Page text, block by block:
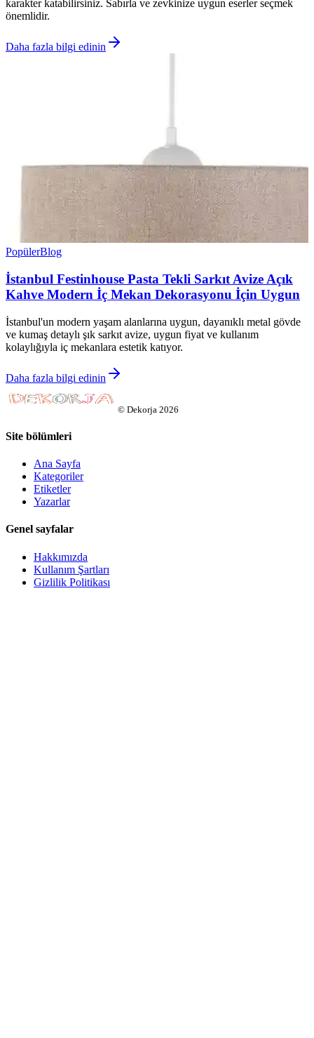
karakter katabilirsiniz. Sabırla ve zevkinize uygun eserler seçmek
önemlidir.
Daha fazla bilgi edinin
PopülerBlog
İstanbul Festinhouse Pasta Tekli Sarkıt Avize Açık
Kahve Modern İç Mekan Dekorasyonu İçin Uygun
İstanbul'un modern yaşam alanlarına uygun, dayanıklı metal gövde
ve kumaş detaylı şık sarkıt avize, uygun fiyat ve kullanım
kolaylığıyla iç mekanlara estetik katıyor.
Daha fazla bilgi edinin
© Dekorja 2026
Site bölümleri
Ana Sayfa
Kategoriler
Etiketler
Yazarlar
Genel sayfalar
Hakkımızda
Kullanım Şartları
Gizlilik Politikası